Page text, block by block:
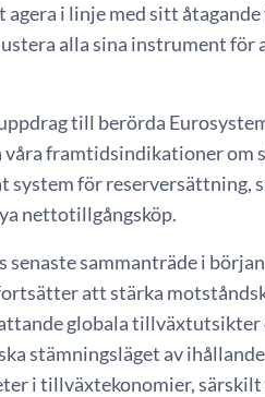
i linje med sitt
alla sina instrument
till berörda
framtidsindikationer om
för reserversättning,
nettotillgångsköp.
senaste sammanträde i
att stärka
globala tillväxtutsikter
stämningsläget av
i tillväxtekonomier,